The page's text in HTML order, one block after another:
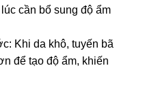
cần bổ sung độ ẩm
Khi da khô, tuyến bã
để tạo độ ẩm, khiến